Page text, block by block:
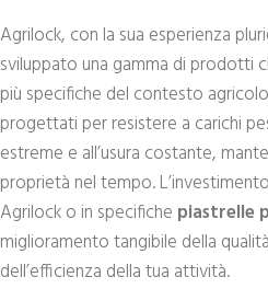
Agrilock, con la sua esperienza
sviluppato una gamma di prodotti
più specifiche del contesto
progettati per resistere a carichi
estreme e all’usura costante,
proprietà nel tempo.
Agrilock o in specifiche piastrelle
miglioramento tangibile della
dell’efficienza della tua attività.